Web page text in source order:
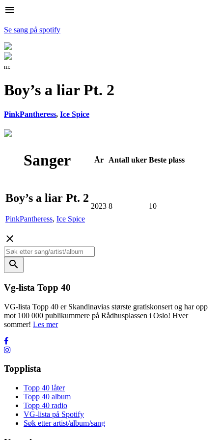
menu
Se sang på spotify
nr.
Boy’s a liar Pt. 2
PinkPantheress, Ice Spice
Sanger År Antall uker Beste plass
Boy’s a liar Pt. 2
PinkPantheress, Ice Spice
2023 8 10
close
search
Vg-lista Topp 40
VG-lista Topp 40 er Skandinavias største gratiskonsert og har opp
mot 100 000 publikummere på Rådhusplassen i Oslo! Hver
sommer! Les mer
Topplista
Topp 40 låter
Topp 40 album
Topp 40 radio
VG-lista på Spotify
Søk etter artist/album/sang